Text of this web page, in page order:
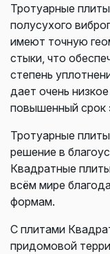
Тротуарные
полусухого
имеют точную
стыки, что
степень
дает очень
повышенный срок
Тротуарные
решение в
Квадратные
всём мире
формам.
С плитами
придомовой